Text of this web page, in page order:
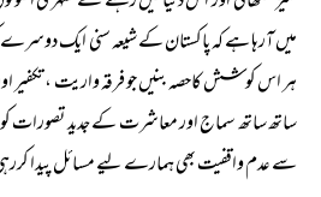
میں آرہا ہے کہ پاکستان کے شیعہ سنی ایک دوسرے
ہر اس کوشش کاحصہ بنیں جو فرقہ واریت ،
ساتھ ساتھ سماج اور معاشرت کے جدید تصورات
سے عدم واقفیت بھی ہمارے لیے مسائل پیدا